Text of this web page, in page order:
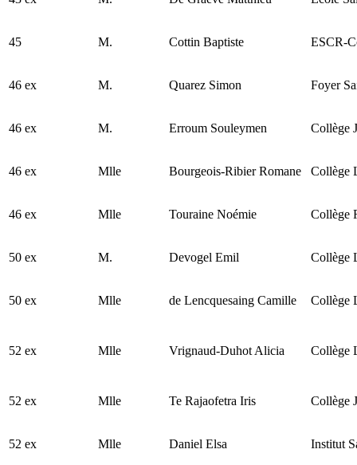
45 M. Cottin Baptiste ESCR-
46 ex M. Quarez Simon Foyer
46 ex M. Erroum Souleymen Collège
46 ex Mlle Bourgeois-Ribier Romane Collège
46 ex Mlle Touraine Noémie Collège
50 ex M. Devogel Emil Collège
50 ex Mlle de Lencquesaing Camille Collège
52 ex Mlle Vrignaud-Duhot Alicia Collège
52 ex Mlle Te Rajaofetra Iris Collège
52 ex Mlle Daniel Elsa Institut